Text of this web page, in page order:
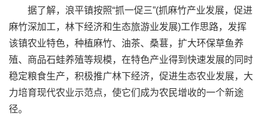
据了解，浪平镇按照“抓一促三”(抓麻竹产业发展，促进
麻竹深加工，林下经济和生态旅游业发展)工作思路，发挥
该镇农业特色，种植麻竹、油茶、桑葚，扩大环保草鱼养
殖、商品石蛙养殖等规模，在特色产业得到快速发展的同时
稳定粮食生产，积极推广林下经济，促进生态农业发展，大
力培育现代农业示范点，使它们成为农民增收的一个新途
径。